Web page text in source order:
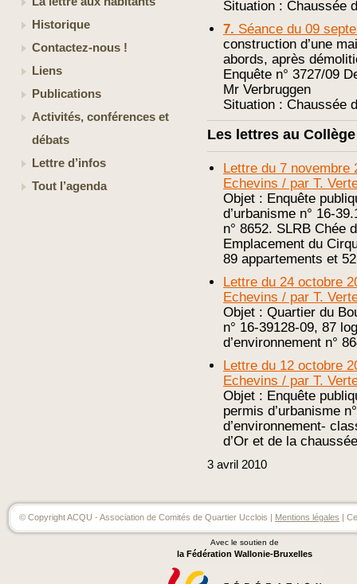
Historique
Contactez-nous !
Liens
Publications
Activités, conférences et
débats
Lettre d’infos
Tout l’agenda
Situation : Chaussée
7. Séance du 09
construction d’une
abords, après
Enquête n° 3727/09
Mr Verbruggen
Situation : Chaussée
Les lettres au
Lettre du 7 novembre
Echevins / par T.
Objet : Enquête
d’urbanisme n° 16-
n° 8652. SLRB Chée
Emplacement du
89 appartements et
Lettre du 24 octobre
Echevins / par T.
Objet : Quartier du
n° 16-39128-09, 87
d’environnement n°
Lettre du 12 octobre
Echevins / par T.
Objet : Enquête
permis d’urbanisme
d’environnement-
d’Or et de la
3 avril 2010
© Copyright ACQU - Association de Comités de Quartier Ucclois | Mentions légales |
Avec le soutien de
la Fédération Wallonie-Bruxelles